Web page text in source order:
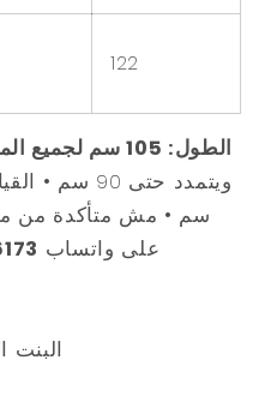
122
الطول: 105 سم لجميع المقاسات
سم • مش متأكدة من
على واتساب
البنت